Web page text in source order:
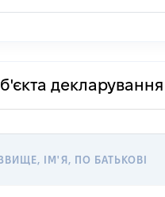
декларування
ІМ'Я, ПО БАТЬКОВІ